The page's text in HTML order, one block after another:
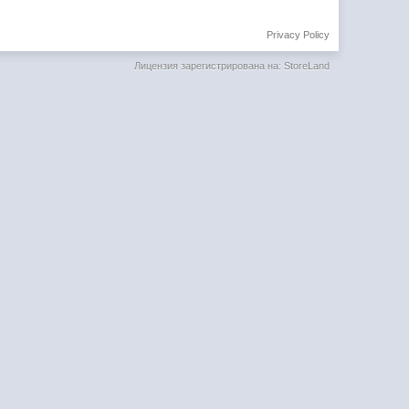
Privacy Policy
Лицензия зарегистрирована на: StoreLand